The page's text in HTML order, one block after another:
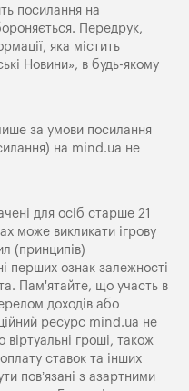
посилання на
Передрук,
яка містить
Новини», в будь-якому
за умови посилання
на mind.ua не
для осіб старше 21
може викликати ігрову
(принципів)
перших ознак залежності
Пам'ятайте, що участь в
доходів або
ресурс mind.ua не
віртуальні гроші, також
ставок та інших
пов’язані з азартними